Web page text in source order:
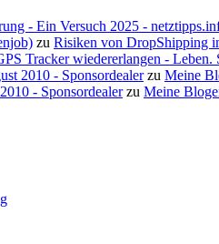
- Ein Versuch 2025 -
zu Risiken von DropShipping
Tracker wiedererlangen -
2010 - Sponsordealerzu Meine
- Sponsordealerzu Meine